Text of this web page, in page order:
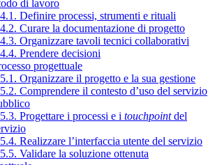
di lavoro
Definire processi, strumenti e rituali
Curare la documentazione di progetto
Organizzare tavoli tecnici collaborativi
Prendere decisioni
progettuale
Organizzare il progetto e la sua gestione
Comprendere il contesto d’uso del servizio
Progettare i processi e i touchpointdel
Realizzare l’interfaccia utente del servizio
Validare la soluzione ottenuta